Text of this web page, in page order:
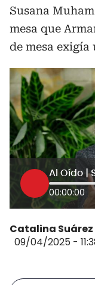
Susana
mesa que
de mesa exigía
00:00:00
Catalina Suárez
09/04/2025 -